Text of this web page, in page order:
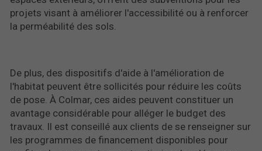
projets visant à améliorer l'accessibilité ou à renforcer
la perméabilité des sols.
De plus, des dispositifs d'aide à l'amélioration de
l'habitat peuvent être sollicités pour réduire les coûts
de pose. À Colmar, ces aides peuvent constituer un
avantage considérable pour alléger le budget des
travaux. Il est conseillé aux clients de se renseigner sur
les programmes de financement disponibles pour